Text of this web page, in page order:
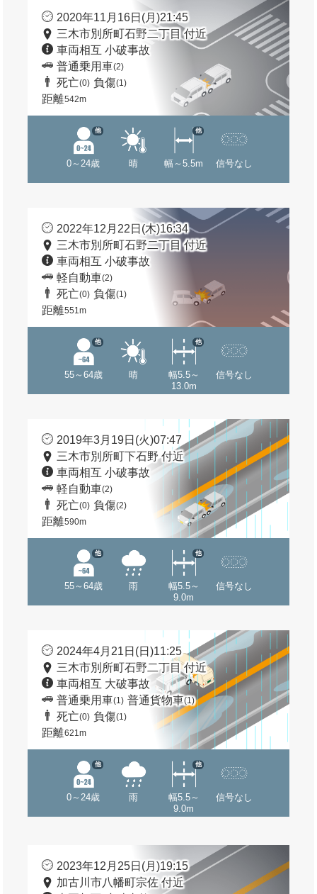
2020年11月16日(月)21:45
三木市別所町石野二丁目 付近
車両相互 小破事故
普通乗用車(2)
死亡(0) 負傷(1)
距離542m
0～24歳
他
晴 幅～5.5m
他
信号なし
2022年12月22日(木)16:34
三木市別所町石野二丁目 付近
車両相互 小破事故
軽自動車(2)
死亡(0) 負傷(1)
距離551m
55～64歳
他
晴
幅5.5～
13.0m
他
信号なし
2019年3月19日(火)07:47
三木市別所町下石野 付近
車両相互 小破事故
軽自動車(2)
死亡(0) 負傷(2)
距離590m
55～64歳
他
雨
幅5.5～
9.0m
他
信号なし
2024年4月21日(日)11:25
三木市別所町石野二丁目 付近
車両相互 大破事故
普通乗用車(1) 普通貨物車(1)
死亡(0) 負傷(1)
距離621m
0～24歳
他
雨
幅5.5～
9.0m
他
信号なし
2023年12月25日(月)19:15
加古川市八幡町宗佐 付近